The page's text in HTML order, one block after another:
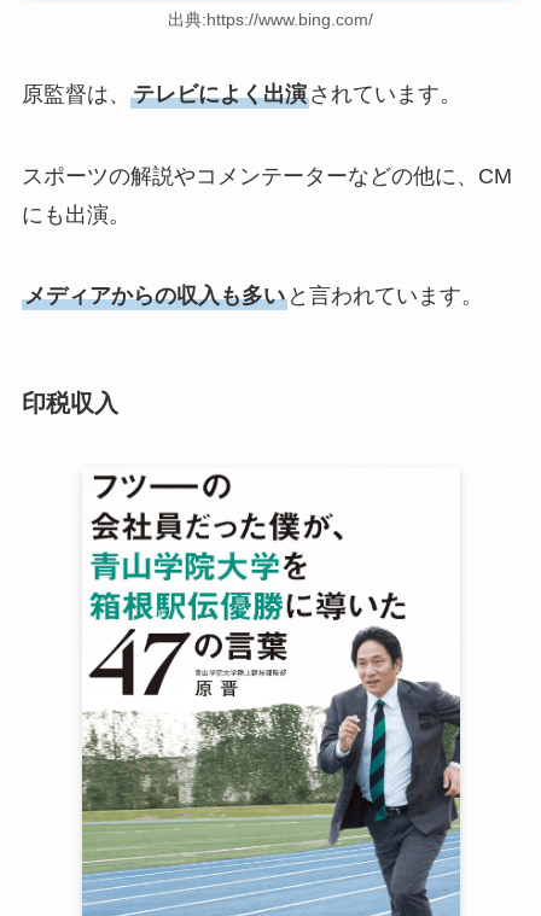
出典:https://www.bing.com/
原監督は、 テレビによく出演されています。
スポーツの解説やコメンテーターなどの他に、CM
にも出演。
メディアからの収入も多いと言われています。
印税収入